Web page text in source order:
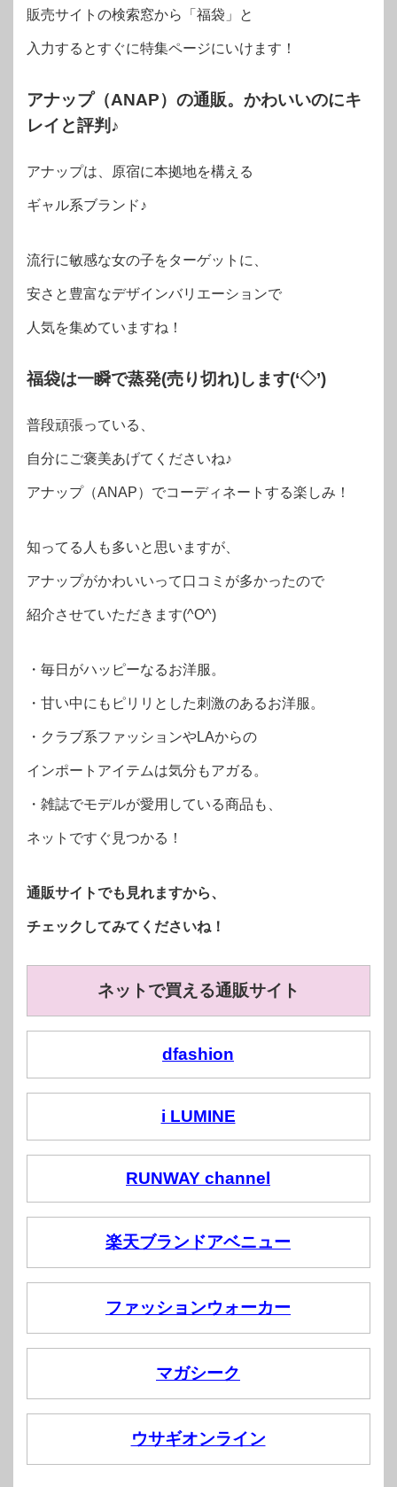
販売サイトの検索窓から「福袋」と
入力するとすぐに特集ページにいけます！
アナップ（ANAP）の通販。かわいいのにキ
レイと評判♪
アナップは、原宿に本拠地を構える
ギャル系ブランド♪
流行に敏感な女の子をターゲットに、
安さと豊富なデザインバリエーションで
人気を集めていますね！
福袋は一瞬で蒸発(売り切れ)します(‘◇’)ゞ
普段頑張っている、
自分にご褒美あげてくださいね♪
アナップ（ANAP）でコーディネートする楽しみ！
知ってる人も多いと思いますが、
アナップがかわいいって口コミが多かったので
紹介させていただきます(^O^)
・毎日がハッピーなるお洋服。
・甘い中にもピリリとした刺激のあるお洋服。
・クラブ系ファッションやLAからの
インポートアイテムは気分もアガる。
・雑誌でモデルが愛用している商品も、
ネットですぐ見つかる！
通販サイトでも見れますから、
チェックしてみてくださいね！
ネットで買える通販サイト
dfashion
i LUMINE
RUNWAY channel
楽天ブランドアベニュー
ファッションウォーカー
マガシーク
ウサギオンライン